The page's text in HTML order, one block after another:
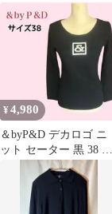
タートルネック ニット
セーター 春
¥4,980
＆byP&D デカロゴ ニ
ット セーター 黒 38 M
y2k クラシカル 平成